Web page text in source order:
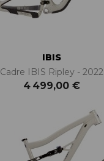
IBIS
Cadre IBIS Ripley - 2022
4 499,00 €